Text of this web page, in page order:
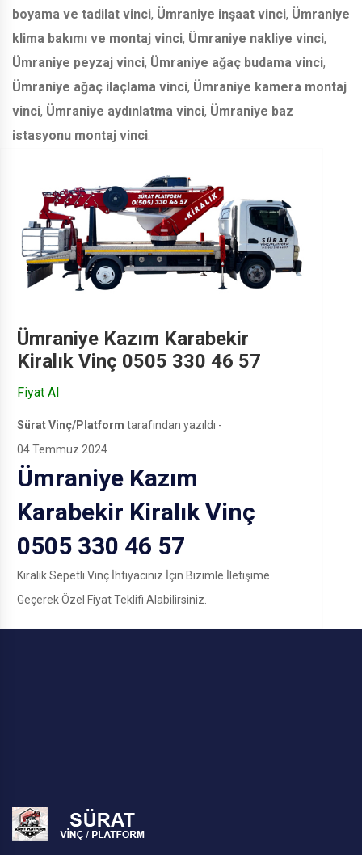
boyama ve tadilat vinci, Ümraniye inşaat vinci, Ümraniye
klima bakımı ve montaj vinci, Ümraniye nakliye vinci,
Ümraniye peyzaj vinci, Ümraniye ağaç budama vinci,
Ümraniye ağaç ilaçlama vinci, Ümraniye kamera montaj
vinci, Ümraniye aydınlatma vinci, Ümraniye baz
istasyonu montaj vinci
Ümraniye Kazım Karabekir
Kiralık Vinç 0505 330 46 57
Fiyat Al
Sürat Vinç/Platform tarafından yazıldı -
04 Temmuz 2024
Ümraniye Kazım
Karabekir Kiralık Vinç
0505 330 46 57
Kiralık Sepetli Vinç İhtiyacınız İçin Bizimle İletişime
Geçerek Özel Fiyat Teklifi Alabilirsiniz.